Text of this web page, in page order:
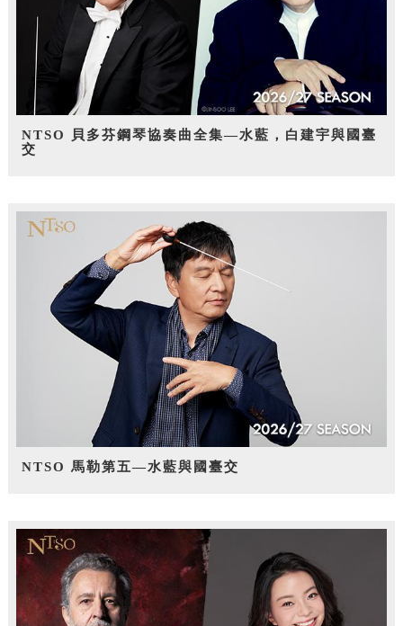
NTSO 貝多芬鋼琴協奏曲全集—水藍，白建宇與國臺
交
NTSO 馬勒第五—水藍與國臺交